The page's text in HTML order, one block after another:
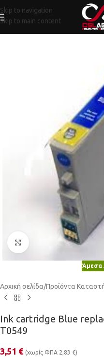
Skip to navigation
Skip to main content
Κλικ για μεγέθυνση
Άμεσα
Αρχική σελίδα/Προϊόντα
Ink cartridge Blue
T0549
3,51 € (χωρίς ΦΠΑ 2,83 €)